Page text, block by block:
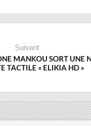
Suivant
MANKOU SORT UNE
TACTILE « ELIKIA HD »